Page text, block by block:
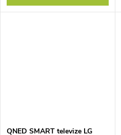
QNED SMART televize LG